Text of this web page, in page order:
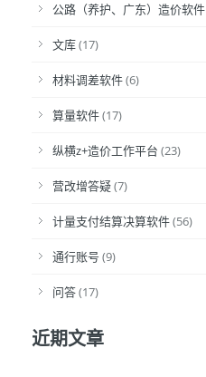
公路（养护、广东）造价软件
文库(17)
材料调差软件(6)
算量软件(17)
纵横z+造价工作平台 (23)
营改增答疑(7)
计量支付结算决算软件(56)
通行账号 (9)
问答(17)
近期文章